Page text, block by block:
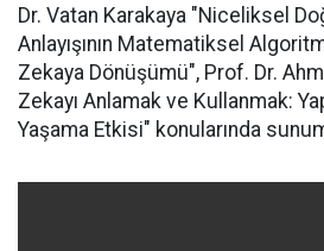
Dr. Vatan Karakaya "Niceliksel
Anlayışının Matematiksel
Zekaya Dönüşümü", Prof. Dr.
Zekayı Anlamak ve Kullanmak:
Yaşama Etkisi" konularında